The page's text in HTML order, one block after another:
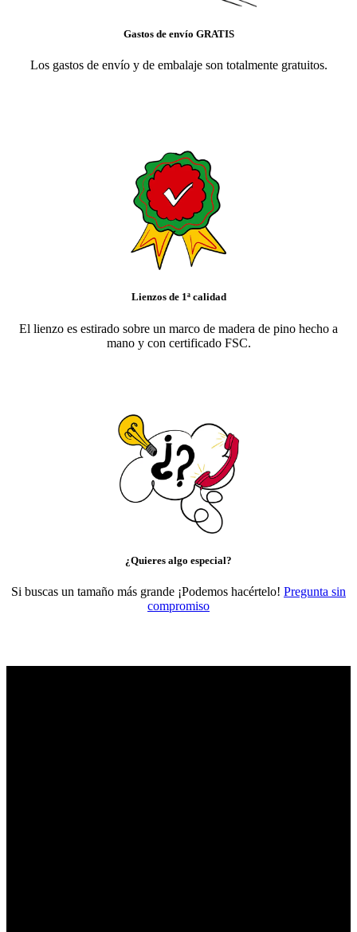
Gastos de envío GRATIS
Los gastos de envío y de embalaje son totalmente gratuitos.
Lienzos de 1ª calidad
El lienzo es estirado sobre un marco de madera de pino hecho a
mano y con certificado FSC.
¿Quieres algo especial?
Si buscas un tamaño más grande ¡Podemos hacértelo! Pregunta sin
compromiso